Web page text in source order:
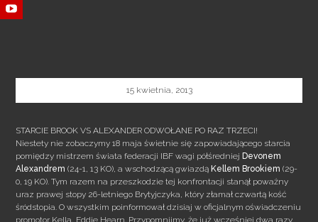
15 kwietnia, 2013
STARCIE BROOK VS ALEXANDER ODWOŁANE PO RAZ TRZECI!
Niestety nie zobaczymy 18 maja świetnie się zapowiadającego starcia
pomiędzy mistrzem świata federacji IBF wagi półśredniejDevonem
Alexandrem (24-1, 13 KO), a wschodzącą gwiazdąKellem Brookiem (29-
0, 19 KO). Tym razem na przeszkodzie tej konfrontacji stanął poważny
uraz prawej stopy 26-letniego Brytyjczyka, który złamał czwartą kość
śródstopia.O wszystkim poinformował dzisiaj w oficjalnym oświadczeniu
promotor Kella, Eddie Hearn. Przypomnijmy, że już wcześniej dwa razy